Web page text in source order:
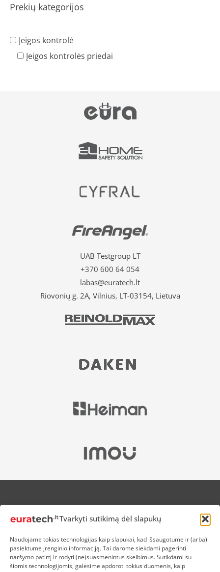
Tvarkyti sutikimą dėl slapukų
Naudojame tokias technologijas kaip slapukai, kad išsaugotume ir (arba)
pasiektume įrenginio informaciją. Tai darome siekdami pagerinti
naršymo patirtį ir rodyti (ne)suasmenintus skelbimus. Sutikdami su
šiomis technologijomis, galėsime apdoroti tokius duomenis, kaip
Prekių kategorijos
Įeigos kontrolė
Įeigos kontrolės priedai
UAB Testgroup LT
+370 600 64 054
labas@euratech.lt
Riovonių g. 2A, Vilnius, LT-03154, Lietuva
APIE MUS
NUOLAIDOS HEROJAMS
PREKIŲ IR PINIGŲ GRĄŽINIMAS
ATSISKAITYMAS
D.U.K